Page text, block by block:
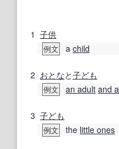
1 子供
例文 a child
2 おとなと子ども
例文 an adult and a
3 子ども
例文 the little ones